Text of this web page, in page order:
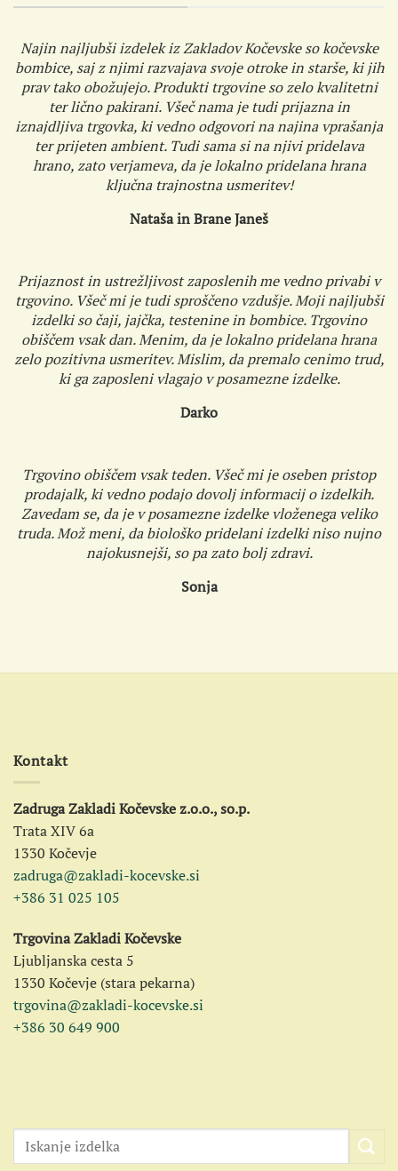
Najin najljubši izdelek iz Zakladov Kočevske so kočevske
bombice, saj z njimi razvajava svoje otroke in starše, ki jih
prav tako obožujejo. Produkti trgovine so zelo kvalitetni
ter lično pakirani. Všeč nama je tudi prijazna in
iznajdljiva trgovka, ki vedno odgovori na najina vprašanja
ter prijeten ambient. Tudi sama si na njivi pridelava
hrano, zato verjameva, da je lokalno pridelana hrana
ključna trajnostna usmeritev!
Nataša in Brane Janeš
Prijaznost in ustrežljivost zaposlenih me vedno privabi v
trgovino. Všeč mi je tudi sproščeno vzdušje. Moji najljubši
izdelki so čaji, jajčka, testenine in bombice. Trgovino
obiščem vsak dan. Menim, da je lokalno pridelana hrana
zelo pozitivna usmeritev. Mislim, da premalo cenimo trud,
ki ga zaposleni vlagajo v posamezne izdelke.
Darko
Trgovino obiščem vsak teden. Všeč mi je oseben pristop
prodajalk, ki vedno podajo dovolj informacij o izdelkih.
Zavedam se, da je v posamezne izdelke vloženega veliko
truda. Mož meni, da biološko pridelani izdelki niso nujno
najokusnejši, so pa zato bolj zdravi.
Sonja
Kontakt
Zadruga Zakladi Kočevske z.o.o., so.p.
Trata XIV 6a
1330 Kočevje
zadruga@zakladi-kocevske.si
+386 31 025 105
Trgovina Zakladi Kočevske
Ljubljanska cesta 5
1330 Kočevje (stara pekarna)
trgovina@zakladi-kocevske.si
+386 30 649 900